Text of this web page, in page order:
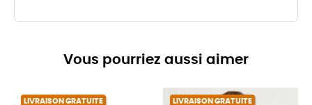
Vous pourriez aussi aimer
LIVRAISON GRATUITE LIVRAISON GRATUITE